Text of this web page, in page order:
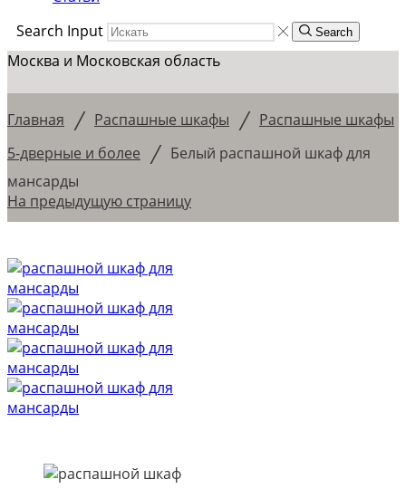
Search Input
Search
Москва и Московская область
Главная / Распашные шкафы / Распашные шкафы
5-дверные и более / Белый распашной шкаф для
мансарды
На предыдущую страницу